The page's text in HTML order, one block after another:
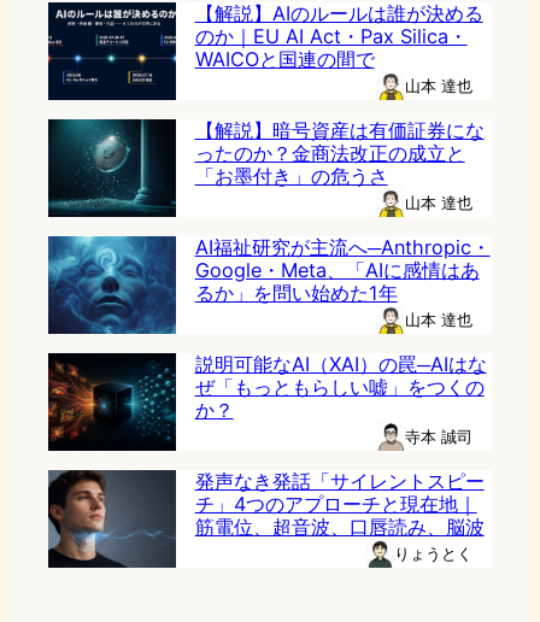
【解説】AIのルールは誰が決める
のか｜EU AI Act・Pax Silica・
WAICOと国連の間で
山本 達也
【解説】暗号資産は有価証券にな
ったのか？金商法改正の成立と
「お墨付き」の危うさ
山本 達也
AI福祉研究が主流へ─Anthropic・
Google・Meta、「AIに感情はあ
るか」を問い始めた1年
山本 達也
説明可能なAI（XAI）の罠─AIはな
ぜ「もっともらしい嘘」をつくの
か？
寺本 誠司
発声なき発話「サイレントスピー
チ」4つのアプローチと現在地｜
筋電位、超音波、口唇読み、脳波
りょうとく